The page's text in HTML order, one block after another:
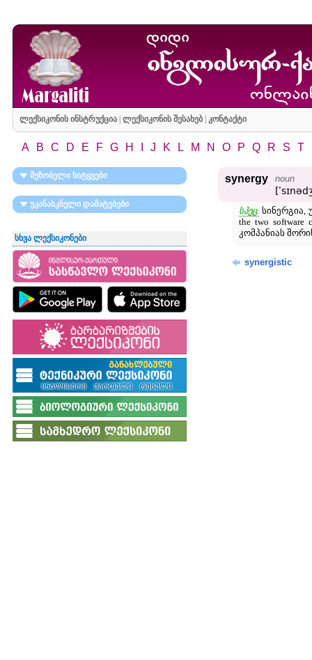
ლექსიკონის ინსტრუქცია| ლექსიკონის შესახებ| კონტაქტი
A B C D E F G H J K L M N O P Q R S T
მეზობელი სიტყვები
უკანასკნელი დამატებები
სხვა ლექსიკონები
synergy noun
სპეც. სინერგია,
the two
კომპანიას
synergistic